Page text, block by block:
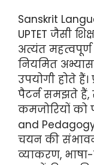
Sanskrit
UPTET जैसी
अत्यंत
नियमित
उपयोगी होते हैं।
पैटर्न समझते
कमजोरियों को
and
चयन की
व्याकरण,